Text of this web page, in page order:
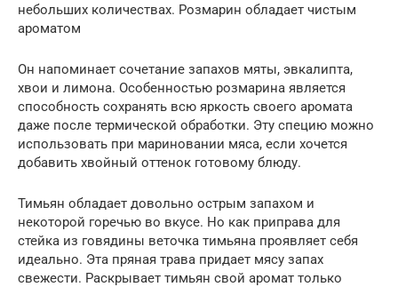
небольших количествах. Розмарин обладает чистым
ароматом
Он напоминает сочетание запахов мяты, эвкалипта,
хвои и лимона. Особенностью розмарина является
способность сохранять всю яркость своего аромата
даже после термической обработки. Эту специю можно
использовать при мариновании мяса, если хочется
добавить хвойный оттенок готовому блюду.
Тимьян обладает довольно острым запахом и
некоторой горечью во вкусе. Но как приправа для
стейка из говядины веточка тимьяна проявляет себя
идеально. Эта пряная трава придает мясу запах
свежести. Раскрывает тимьян свой аромат только